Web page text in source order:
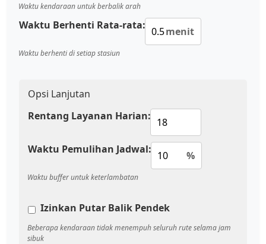
Waktu kendaraan untuk berbalik arah
Waktu Berhenti Rata-rata: menit
Waktu berhenti di setiap stasiun
Opsi Lanjutan
Rentang Layanan Harian:
Waktu Pemulihan Jadwal: %
Waktu buffer untuk keterlambatan
Izinkan Putar Balik Pendek
Beberapa kendaraan tidak menempuh seluruh rute selama jam
sibuk